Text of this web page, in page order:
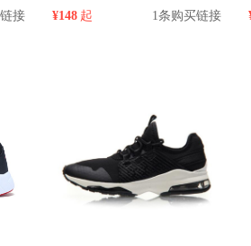
接 ¥148 起 1条购买链接